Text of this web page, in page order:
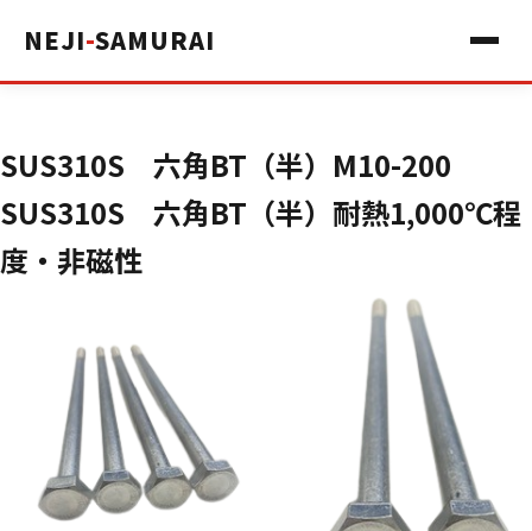
NEJI-SAMURAI
SUS310S 六角BT（半）M10-200
SUS310S 六角BT（半）耐熱1,000℃程
度・非磁性